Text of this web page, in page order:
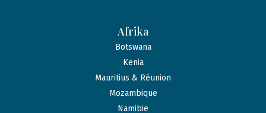
Afrika
Botswana
Kenia
Mauritius & Réunion
Mozambique
Namibië